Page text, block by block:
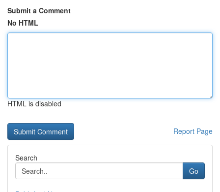
Submit a Comment
No HTML
HTML is disabled
Report Page
Search
Go